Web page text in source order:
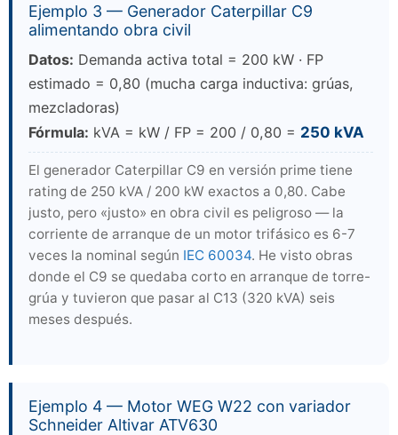
Ejemplo 3 — Generador Caterpillar C9
alimentando obra civil
Datos: Demanda activa total = 200 kW · FP
estimado = 0,80 (mucha carga inductiva: grúas,
mezcladoras)
Fórmula: kVA = kW / FP = 200 / 0,80 = 250 kVA
El generador Caterpillar C9 en versión prime tiene
rating de 250 kVA / 200 kW exactos a 0,80. Cabe
justo, pero «justo» en obra civil es peligroso — la
corriente de arranque de un motor trifásico es 6-7
veces la nominal según IEC 60034. He visto obras
donde el C9 se quedaba corto en arranque de torre-
grúa y tuvieron que pasar al C13 (320 kVA) seis
meses después.
Ejemplo 4 — Motor WEG W22 con variador
Schneider Altivar ATV630